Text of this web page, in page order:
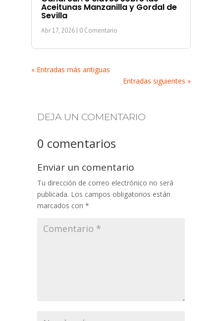
Aceitunas Manzanilla y Gordal de
Sevilla
Abr 17, 2026| 0 Comentario
« Entradas más antiguas
Entradas siguientes »
DEJA UN COMENTARIO
0 comentarios
Enviar un comentario
Tu dirección de correo electrónico no será
publicada. Los campos obligatorios están
marcados con *